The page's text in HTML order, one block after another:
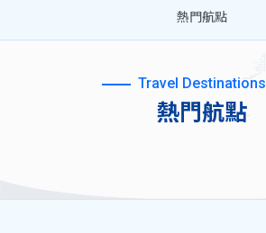
熱門航點
Travel Destinations
熱門航點